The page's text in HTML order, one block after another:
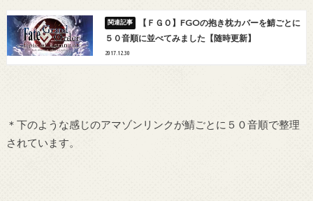
【ＦＧＯ】FGOの抱き枕カバーを鯖ごとに
５０音順に並べてみました【随時更新】
2017.12.30
＊下のような感じのアマゾンリンクが鯖ごとに５０音順で整理
されています。